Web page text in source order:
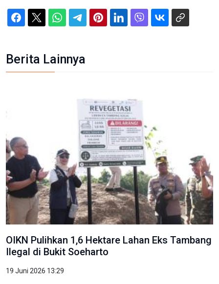
Berita Lainnya
OIKN Pulihkan 1,6 Hektare Lahan Eks Tambang
Ilegal di Bukit Soeharto
19 Juni 2026 13:29